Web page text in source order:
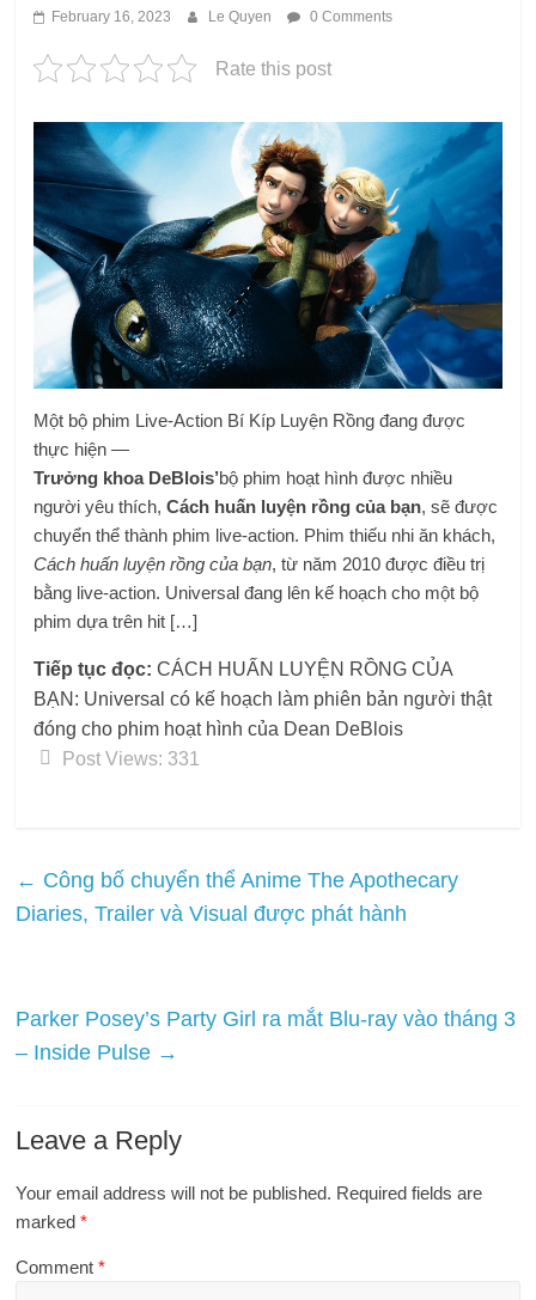
February 16, 2023 Le Quyen 0 Comments
Rate this post
Một bộ phim Live-Action Bí Kíp Luyện Rồng đang được
thực hiện —
Trưởng khoa DeBlois’bộ phim hoạt hình được nhiều
người yêu thích,Cách huấn luyện rồng của bạn, sẽ được
chuyển thể thành phim live-action. Phim thiếu nhi ăn khách,
Cách huấn luyện rồng của bạn, từ năm 2010 được điều trị
bằng live-action. Universal đang lên kế hoạch cho một bộ
phim dựa trên hit […]
Tiếp tục đọc:CÁCH HUẤN LUYỆN RỒNG CỦA
BẠN: Universal có kế hoạch làm phiên bản người thật
đóng cho phim hoạt hình của Dean DeBlois
Post Views: 331
← Công bố chuyển thể Anime The Apothecary
Diaries, Trailer và Visual được phát hành
Parker Posey’s Party Girl ra mắt Blu-ray vào tháng 3
– Inside Pulse →
Leave a Reply
Your email address will not be published. Required fields are
marked*
Comment*